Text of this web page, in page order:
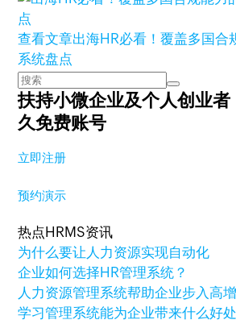
查看文章出海HR必看！覆盖多国合
系统盘点
扶持小微企业及个人创业者
久免费账号
立即注册
预约演示
热点HRMS资讯
为什么要让人力资源实现自动化
企业如何选择HR管理系统？
人力资源管理系统帮助企业步入高
学习管理系统能为企业带来什么好处